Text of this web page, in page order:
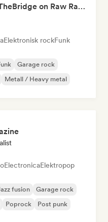
David | #BeyondTheBridge on Raw Radio |
Elektronisk rockFunk
Garage rock
Metall / Heavy metal
ElectronicaElektropop
fusion
Garage rock
Poprock Post punk